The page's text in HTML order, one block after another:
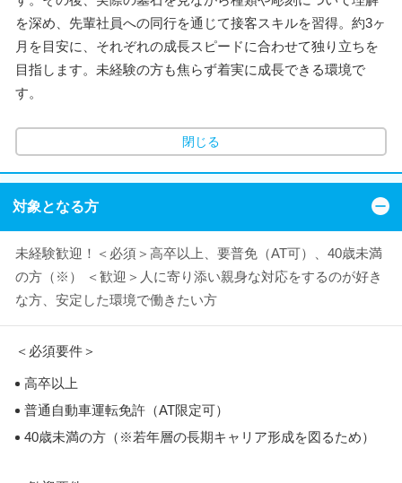
を深め、先輩社員への同行を通じて接客スキルを習得。約3ヶ
月を目安に、それぞれの成長スピードに合わせて独り立ちを
目指します。未経験の方も焦らず着実に成長できる環境で
す。
閉じる
対象となる方
未経験歓迎！＜必須＞高卒以上、要普免（AT可）、40歳未満
の方（※） ＜歓迎＞人に寄り添い親身な対応をするのが好き
な方、安定した環境で働きたい方
＜必須要件＞
高卒以上
普通自動車運転免許（AT限定可）
40歳未満の方（※若年層の長期キャリア形成を図るため）